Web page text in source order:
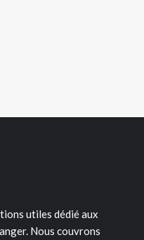
utiles dédié aux
Nous couvrons